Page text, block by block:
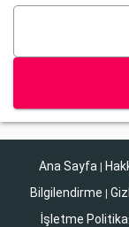
Ana Sayfa |
Bilgilendirme |
İşletme